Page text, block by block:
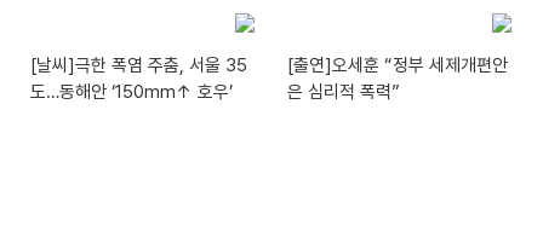
[날씨]극한 폭염 주춤, 서울 35
도…동해안 ‘150mm↑ 호우’
[출연]오세훈 “정부 세제개편안
은 심리적 폭력”